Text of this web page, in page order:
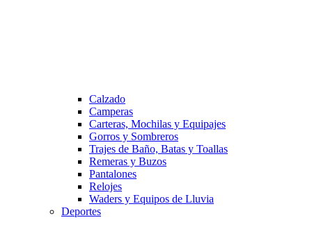
Calzado
Camperas
Carteras, Mochilas y Equipajes
Gorros y Sombreros
Trajes de Baño, Batas y Toallas
Remeras y Buzos
Pantalones
Relojes
Waders y Equipos de Lluvia
Deportes